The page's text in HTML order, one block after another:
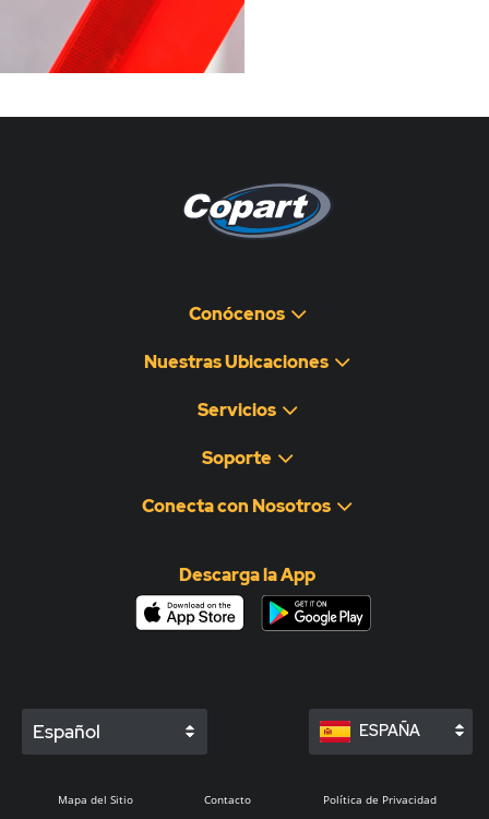
Conócenos
Nuestras Ubicaciones
Servicios
Soporte
Conecta con Nosotros
Descarga la App
Español ESPAÑA
Mapa del Sitio Contacto Política de Privacidad